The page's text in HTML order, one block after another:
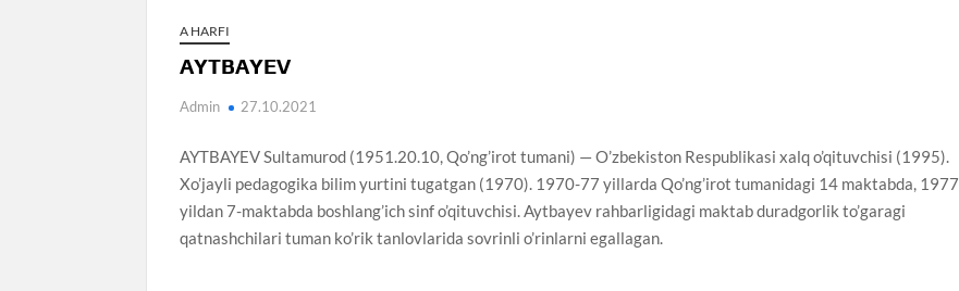
A HARFI
AYTBAYEV
Admin 27.10.2021
AYTBAYEV Sultamurod (1951.20.10, Qo’ng’irot tumani) — O’zbekiston Respublikasi xalq o’qituvchisi (1995).
Xo’jayli pedagogika bilim yurtini tugatgan (1970). 1970-77 yillarda Qo’ng’irot tumanidagi 14 maktabda, 1977
yildan 7-maktabda boshlang’ich sinf o’qituvchisi. Aytbayev rahbarligidagi maktab duradgorlik to’garagi
qatnashchilari tuman ko’rik tanlovlarida sovrinli o’rinlarni egallagan.